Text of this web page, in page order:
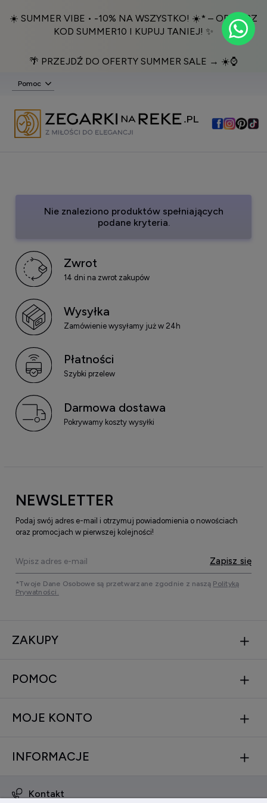
☀️ SUMMER VIBE • -10% NA WSZYSTKO! ☀️* – ODBIERZ
KOD SUMMER10 I KUPUJ TANIEJ! ✨
🌴 PRZEJDŹ DO OFERTY SUMMER SALE → ☀️⌚️
Pomoc
Nie znaleziono produktów spełniających
podane kryteria.
Zwrot
14 dni na zwrot zakupów
Wysyłka
Zamówienie wysyłamy już w 24h
Płatności
Szybki przelew
Darmowa dostawa
Pokrywamy koszty wysyłki
NEWSLETTER
Podaj swój adres e-mail i otrzymuj powiadomienia o nowościach
oraz promocjach w pierwszej kolejności!
Zapisz się
*Twoje Dane Osobowe są przetwarzane zgodnie z naszą Polityką
Prywatności.
ZAKUPY
POMOC
MOJE KONTO
INFORMACJE
Kontakt